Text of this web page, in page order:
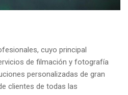
cuyo principal
de filmación y fotografía
personalizadas de gran
clientes de todas las